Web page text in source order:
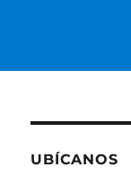
UBÍCANOS